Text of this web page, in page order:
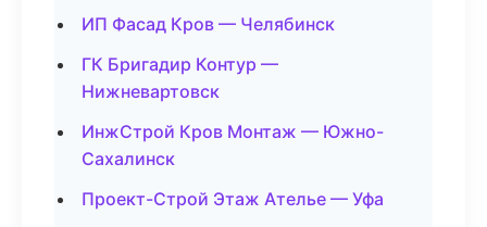
ИП Фасад Кров — Челябинск
ГК Бригадир Контур —
Нижневартовск
ИнжСтрой Кров Монтаж — Южно-
Сахалинск
Проект-Строй Этаж Ателье — Уфа